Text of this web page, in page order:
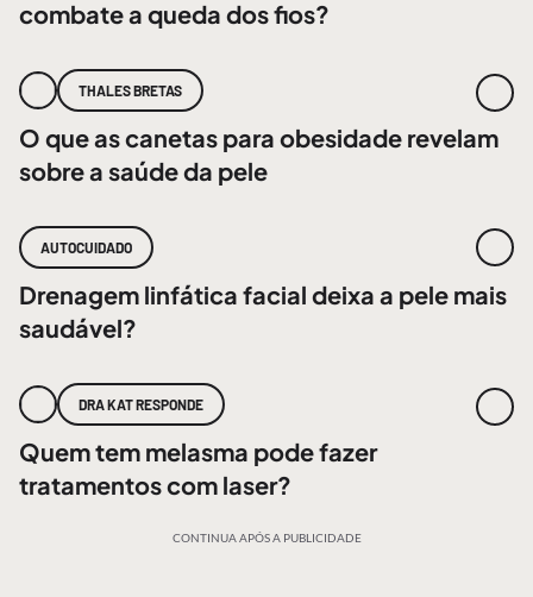
combate a queda dos fios?
THALES BRETAS
O que as canetas para obesidade revelam
sobre a saúde da pele
AUTOCUIDADO
Drenagem linfática facial deixa a pele mais
saudável?
DRA KAT RESPONDE
Quem tem melasma pode fazer
tratamentos com laser?
CONTINUA APÓS A PUBLICIDADE